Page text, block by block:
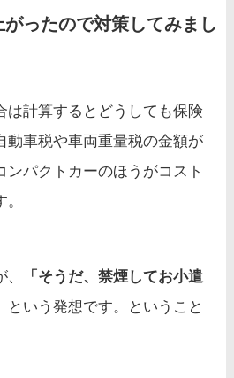
ったので対策してみまし
は計算するとどうしても保険
動車税や車両重量税の金額が
ンパクトカーのほうがコスト
「そうだ、禁煙してお小遣
という発想です。ということ